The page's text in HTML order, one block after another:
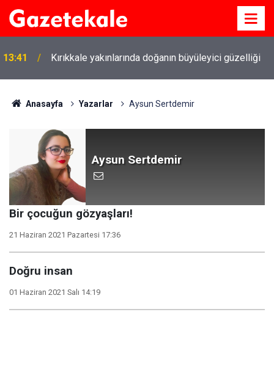
13:41 Kırıkkale yakınlarında doğanın büyüleyici güzelliği
Anasayfa Yazarlar Aysun Sertdemir
Aysun Sertdemir
Bir çocuğun gözyaşları!
21 Haziran 2021 Pazartesi 17:36
Doğru insan
01 Haziran 2021 Salı 14:19